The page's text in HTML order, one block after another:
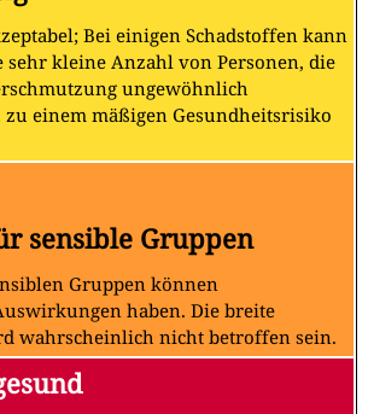
Bei einigen Schadstoffen kann
sehr kleine Anzahl von Personen, die
ungewöhnlich
einem mäßigen Gesundheitsrisiko
sensible Gruppen
Gruppen können
haben. Die breite
wahrscheinlich nicht betroffen sein.